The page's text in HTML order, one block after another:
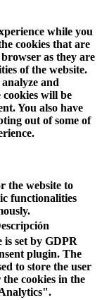
while you
cookies that are
as they are
of the website.
and
cookies will be
You also have
out of some of
the website to
functionalities
is set by GDPR
plugin. The
to store the user
cookies in the